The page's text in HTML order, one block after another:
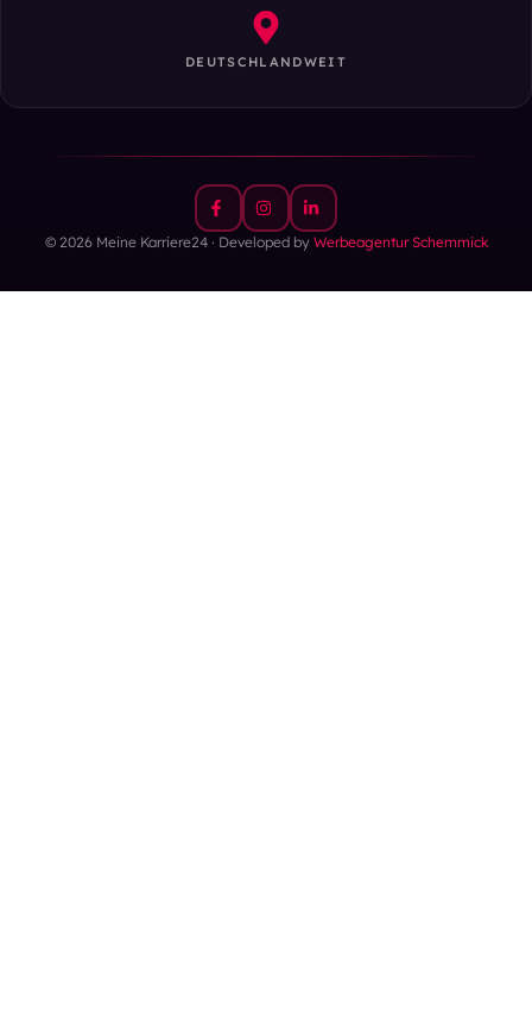
DEUTSCHLANDWEIT
© 2026 Meine Karriere24 · Developed by Werbeagentur Schemmick